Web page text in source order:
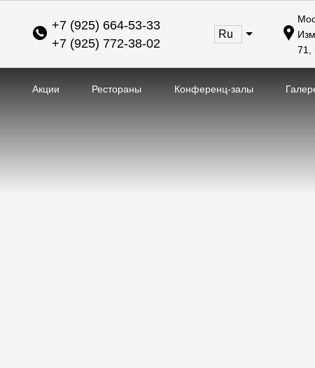
+7 (925) 664-53-33
+7 (925) 772-38-02
ru
71,
Акции Рестораны Конференц-залы